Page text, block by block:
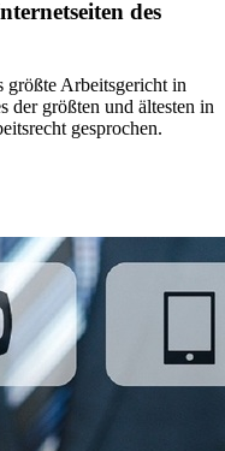
des
Arbeitsgericht in
der größten und ältesten in
gesprochen.